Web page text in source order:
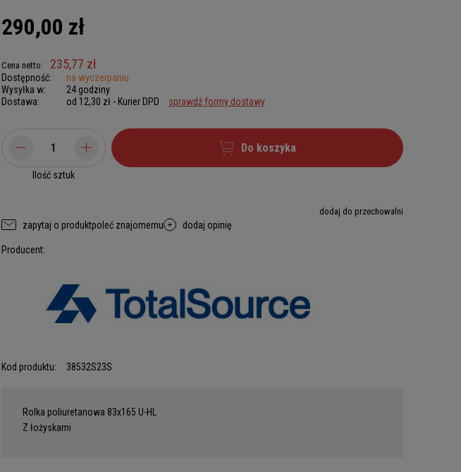
290,00 zł
Cena netto: 235,77 zł
Dostępność:
na wyczerpaniu
Wysyłka w:
24 godziny
Dostawa:
od 12,30 zł - Kurier DPD sprawdź formy dostawy
Ilość sztuk
Do koszyka
dodaj do przechowalni
zapytaj o produktpoleć znajomemu dodaj opinię
Producent:
Kod produktu: 38532S23S
Rolka poliuretanowa 83x165 U-HL
Z łożyskami